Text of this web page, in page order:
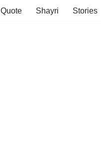
Quote Shayri Stories